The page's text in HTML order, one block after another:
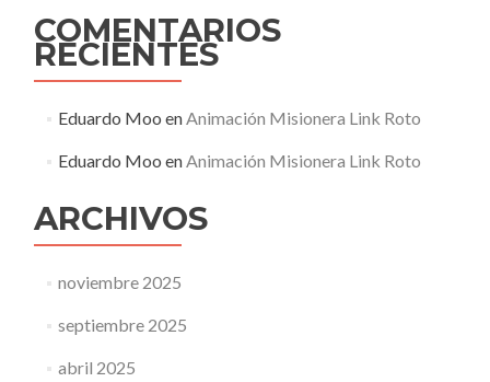
COMENTARIOS
RECIENTES
Eduardo Moo enAnimación Misionera Link Roto
Eduardo Moo enAnimación Misionera Link Roto
ARCHIVOS
noviembre 2025
septiembre 2025
abril 2025